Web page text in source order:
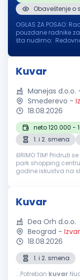
Obaveštenje o
OGLAS ZA POSAO:
pouzdane radnike
šta nudimo: Redovna i stimulativna primanja (zavisno od
Osiguran topli obr...
Kuvar
Manejas
Smederevo -
18.08.2026
neto 120.000 -
1. i 2. smena
šIRIMO TIM! Pridruži
park shopping centru u
godine iskustva na
Kuvar
Dea Orh d.o.o.
Beograd -
18.08.2026
1. i 2. smena
...Potreban kuvar